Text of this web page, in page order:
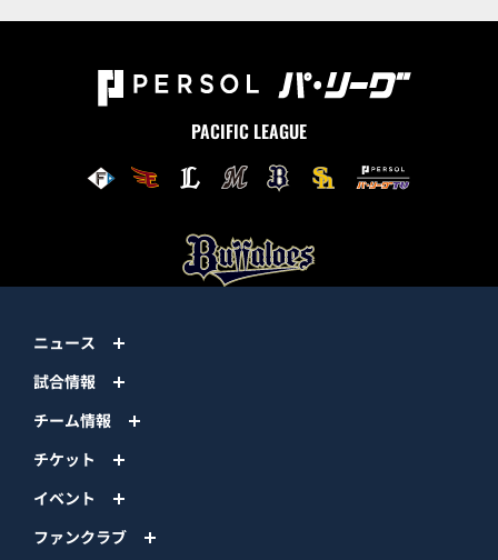
PACIFIC LEAGUE
ニュース
試合情報
チーム情報
チケット
イベント
ファンクラブ